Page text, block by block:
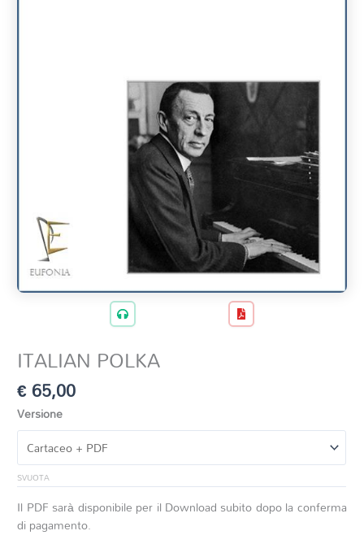
ITALIAN POLKA
€65,00
Versione
SVUOTA
Il PDF sarà disponibile per il Download subito dopo la conferma
di pagamento.